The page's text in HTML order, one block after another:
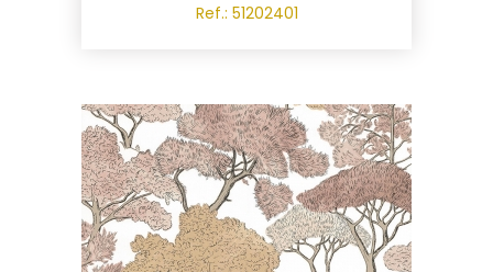
Ref.: 51202401